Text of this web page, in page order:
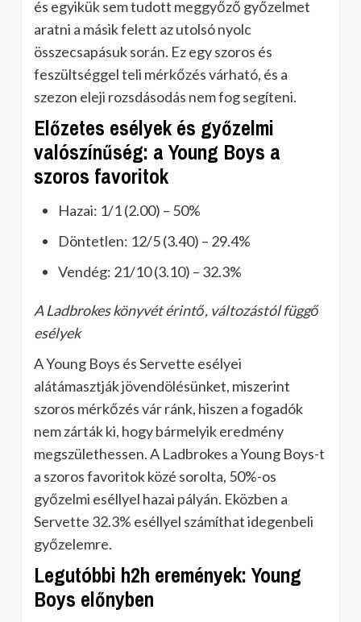
és egyikük sem tudott meggyőző győzelmet
aratni a másik felett az utolsó nyolc
összecsapásuk során. Ez egy szoros és
feszültséggel teli mérkőzés várható, és a
szezon eleji rozsdásodás nem fog segíteni.
Előzetes esélyek és győzelmi
valószínűség: a Young Boys a
szoros favoritok
Hazai: 1/1 (2.00) – 50%
Döntetlen: 12/5 (3.40) – 29.4%
Vendég: 21/10 (3.10) – 32.3%
A Ladbrokes könyvét érintő, változástól függő
esélyek
A Young Boys és Servette esélyei
alátámasztják jövendölésünket, miszerint
szoros mérkőzés vár ránk, hiszen a fogadók
nem zárták ki, hogy bármelyik eredmény
megszülethessen. A Ladbrokes a Young Boys-t
a szoros favoritok közé sorolta, 50%-os
győzelmi eséllyel hazai pályán. Eközben a
Servette 32.3% eséllyel számíthat idegenbeli
győzelemre.
Legutóbbi h2h eremények: Young
Boys előnyben